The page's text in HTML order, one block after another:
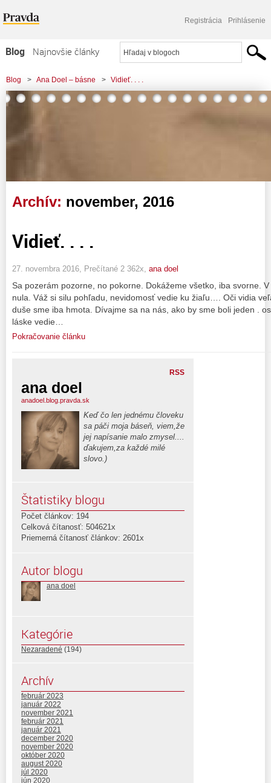
Registrácia Prihlásenie
Blog
Najnovšie články
Najčítanejšie články
Najkomentovanejšie články
Komerčné blogy
Blog > Ana Doel – básne > Vidieť. . . .
Archív: november, 2016
Vidieť. . . .
27. novembra 2016, Prečítané 2 362x, ana doel
Sa pozerám pozorne, no pokorne. Dokážeme všetko, iba svorne.
nula. Váž si silu pohľadu, nevidomosť vedie ku žiaľu…. Oči vidia
duše sme iba hmota. Dívajme sa na nás, ako by sme boli jeden .
láske vedie…
Pokračovanie článku
RSS
ana doel
anadoel.blog.pravda.sk
Keď čo len jednému človeku
sa páči moja báseň, viem,že
jej napísanie malo zmysel....
ďakujem,za každé milé
slovo.)
Štatistiky blogu
Počet článkov: 194
Celková čítanosť: 504621x
Priemerná čítanosť článkov: 2601x
Autor blogu
ana doel
Kategórie
Nezaradené (194)
Archív
február 2023
január 2022
november 2021
február 2021
január 2021
december 2020
november 2020
október 2020
august 2020
júl 2020
jún 2020